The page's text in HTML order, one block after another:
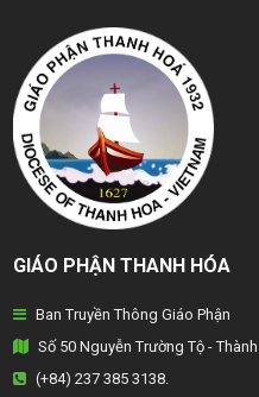
TỔNG GIÁO PHẬN HÀ NỘI
GIÁO PHẬN HẢI PHÒNG
TỔNG GIÁO PHẬN HUẾ
GIÁO PHẬN HƯNG HOÁ
GIÁO PHẬN KON TUM
GIÁO PHẬN LẠNG SƠN
GIÁO PHẬN LONG XUYÊN
GIÁO PHẬN THANH HÓA
Ban Truyền Thông Giáo Phận
Số 50 Nguyễn Trường Tộ -
(+84) 237 385 3138.